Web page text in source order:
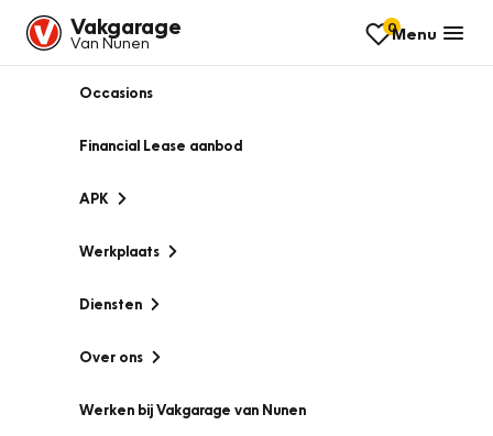
Vakgarage
Van Nunen
0Menu
Occasions
Financial Lease aanbod
APK
Werkplaats
Diensten
Over ons
Werken bij Vakgarage van Nunen